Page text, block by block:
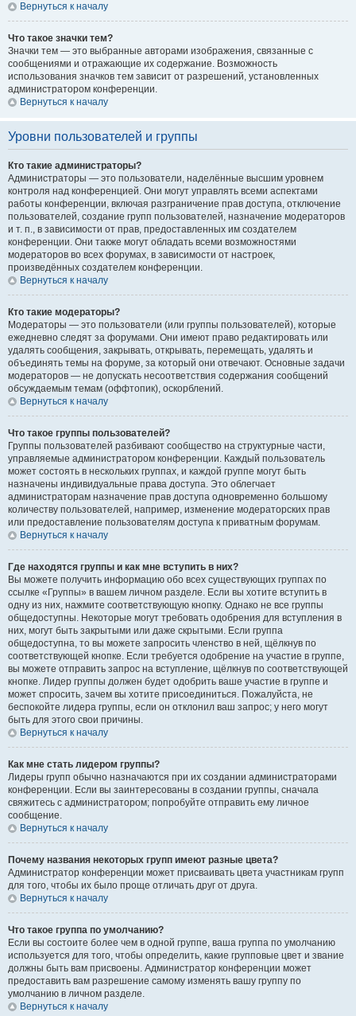
Вернуться к началу
Что такое значки тем?
Значки тем — это выбранные авторами изображения, связанные с
сообщениями и отражающие их содержание. Возможность
использования значков тем зависит от разрешений, установленных
администратором конференции.
Вернуться к началу
Уровни пользователей и группы
Кто такие администраторы?
Администраторы — это пользователи, наделённые высшим уровнем
контроля над конференцией. Они могут управлять всеми аспектами
работы конференции, включая разграничение прав доступа, отключение
пользователей, создание групп пользователей, назначение модераторов
и т. п., в зависимости от прав, предоставленных им создателем
конференции. Они также могут обладать всеми возможностями
модераторов во всех форумах, в зависимости от настроек,
произведённых создателем конференции.
Вернуться к началу
Кто такие модераторы?
Модераторы — это пользователи (или группы пользователей), которые
ежедневно следят за форумами. Они имеют право редактировать или
удалять сообщения, закрывать, открывать, перемещать, удалять и
объединять темы на форуме, за который они отвечают. Основные задачи
модераторов — не допускать несоответствия содержания сообщений
обсуждаемым темам (оффтопик), оскорблений.
Вернуться к началу
Что такое группы пользователей?
Группы пользователей разбивают сообщество на структурные части,
управляемые администратором конференции. Каждый пользователь
может состоять в нескольких группах, и каждой группе могут быть
назначены индивидуальные права доступа. Это облегчает
администраторам назначение прав доступа одновременно большому
количеству пользователей, например, изменение модераторских прав
или предоставление пользователям доступа к приватным форумам.
Вернуться к началу
Где находятся группы и как мне вступить в них?
Вы можете получить информацию обо всех существующих группах по
ссылке «Группы» в вашем личном разделе. Если вы хотите вступить в
одну из них, нажмите соответствующую кнопку. Однако не все группы
общедоступны. Некоторые могут требовать одобрения для вступления в
них, могут быть закрытыми или даже скрытыми. Если группа
общедоступна, то вы можете запросить членство в ней, щёлкнув по
соответствующей кнопке. Если требуется одобрение на участие в группе,
вы можете отправить запрос на вступление, щёлкнув по соответствующей
кнопке. Лидер группы должен будет одобрить ваше участие в группе и
может спросить, зачем вы хотите присоединиться. Пожалуйста, не
беспокойте лидера группы, если он отклонил ваш запрос; у него могут
быть для этого свои причины.
Вернуться к началу
Как мне стать лидером группы?
Лидеры групп обычно назначаются при их создании администраторами
конференции. Если вы заинтересованы в создании группы, сначала
свяжитесь с администратором; попробуйте отправить ему личное
сообщение.
Вернуться к началу
Почему названия некоторых групп имеют разные цвета?
Администратор конференции может присваивать цвета участникам групп
для того, чтобы их было проще отличать друг от друга.
Вернуться к началу
Что такое группа по умолчанию?
Если вы состоите более чем в одной группе, ваша группа по умолчанию
используется для того, чтобы определить, какие групповые цвет и звание
должны быть вам присвоены. Администратор конференции может
предоставить вам разрешение самому изменять вашу группу по
умолчанию в личном разделе.
Вернуться к началу